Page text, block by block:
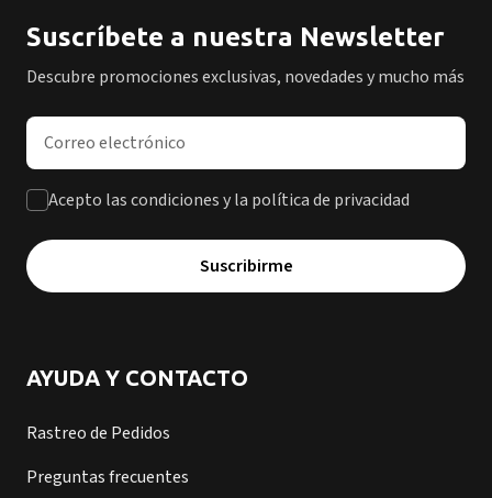
Suscríbete a nuestra Newsletter
Descubre promociones exclusivas, novedades y mucho más
Dirección de correo electrónico
Acepto las condiciones y la política de privacidad
Suscribirme
AYUDA Y CONTACTO
Rastreo de Pedidos
Preguntas frecuentes